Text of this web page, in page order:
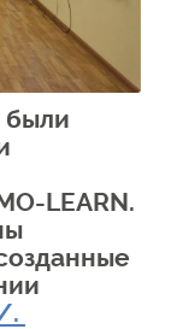
были
LEARN.
.